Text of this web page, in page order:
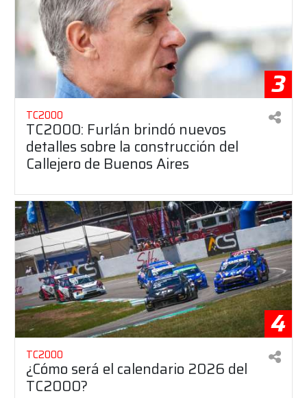
3
TC2000
TC2000: Furlán brindó nuevos
detalles sobre la construcción del
Callejero de Buenos Aires
4
TC2000
¿Cómo será el calendario 2026 del
TC2000?